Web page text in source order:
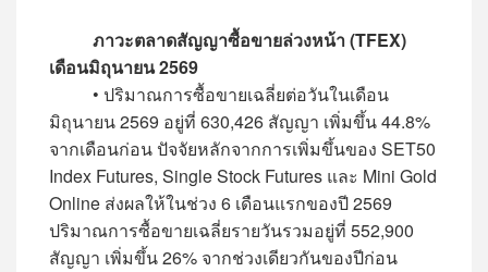
ภาวะตลาดสัญญาซื้อขายล่วงหน้า (TFEX)
เดือนมิถุนายน 2569
• ปริมาณการซื้อขายเฉลี่ยต่อวันในเดือน
มิถุนายน 2569 อยู่ที่ 630,426 สัญญา เพิ่มขึ้น 44.8%
จากเดือนก่อน ปัจจัยหลักจากการเพิ่มขึ้นของ SET50
Index Futures, Single Stock Futures และ Mini Gold
Online ส่งผลให้ในช่วง 6 เดือนแรกของปี 2569
ปริมาณการซื้อขายเฉลี่ยรายวันรวมอยู่ที่ 552,900
สัญญา เพิ่มขึ้น 26% จากช่วงเดียวกันของปีก่อน